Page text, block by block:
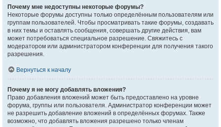
Почему мне недоступны некоторые форумы?
Некоторые форумы доступны только определённым пользователям или
группам пользователей. Чтобы просматривать такие форумы, создавать
в них темы и оставлять сообщения, совершать другие действия, вам
может потребоваться специальное разрешение. Свяжитесь с
модератором или администратором конференции для получения такого
разрешения.
Вернуться к началу
Почему я не могу добавлять вложения?
Право добавления вложений может быть предоставлено на уровне
форума, группы или пользователя. Администратор конференции может
не разрешить добавление вложений в определённых форумах. Также
возможно, что добавлять вложения разрешено только членам